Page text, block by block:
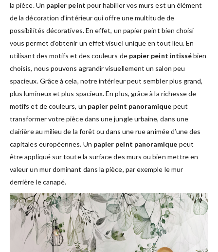
la pièce. Un papier peint pour habiller vos murs est un élément
de la décoration d’intérieur qui offre une multitude de
possibilités décoratives. En effet, un papier peint bien choisi
vous permet d’obtenir un effet visuel unique en tout lieu. En
utilisant des motifs et des couleurs de papier peint intissébien
choisis, nous pouvons agrandir visuellement un salon peu
spacieux. Grâce à cela, notre intérieur peut sembler plus grand,
plus lumineux et plus spacieux. En plus, grâce à la richesse de
motifs et de couleurs, un papier peint panoramique peut
transformer votre pièce dans une jungle urbaine, dans une
clairière au milieu de la forêt ou dans une rue animée d’une des
capitales européennes. Un papier peint panoramique peut
être appliqué sur toute la surface des murs ou bien mettre en
valeur un mur dominant dans la pièce, par exemple le mur
derrière le canapé.